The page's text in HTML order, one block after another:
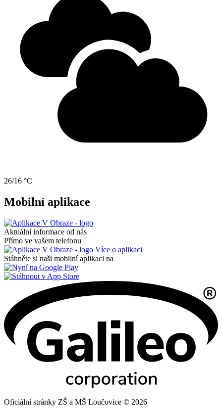
26/16 °C
Mobilní aplikace
Aktuální informace od nás
Přímo ve vašem telefonu
Více o aplikaci
Stáhněte si naši mobilní aplikaci na
Oficiální stránky ZŠ a MŠ Loučovice © 2026